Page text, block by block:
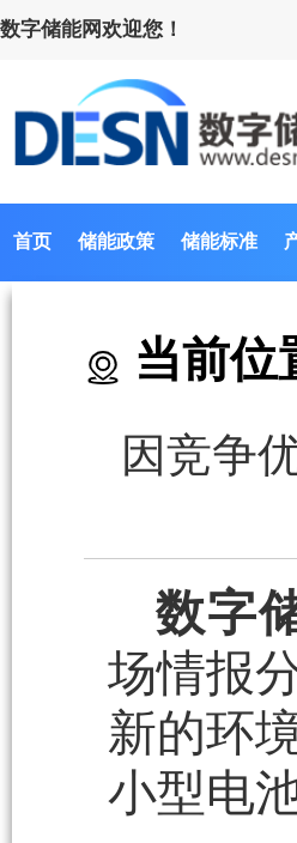
数字储能网欢迎您！
首页 储能政策 储能标准
当前位
因竞争
数字
场情报
新的环
小型电